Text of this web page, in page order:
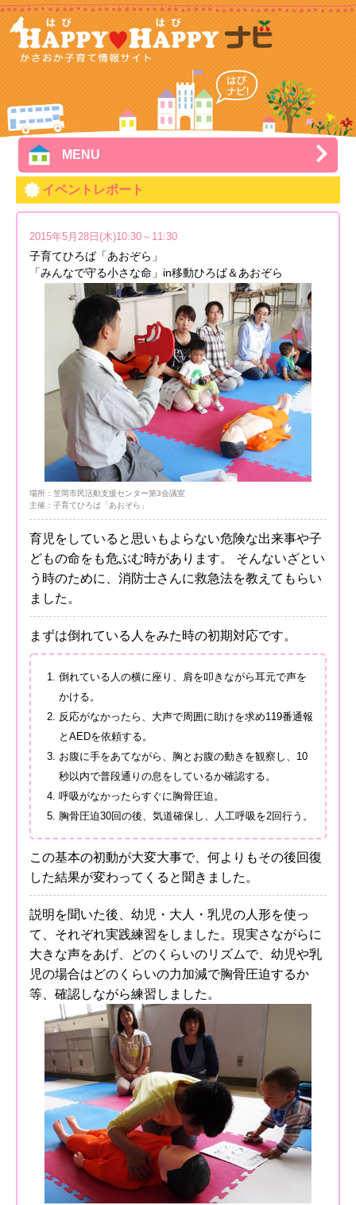
MENU
イベントレポート
2015年5月28日(木)10:30～11:30
子育てひろば「あおぞら」
「みんなで守る小さな命」in移動ひろば＆あおぞら
場所：笠岡市民活動支援センター第3会議室
主催：子育てひろば「あおぞら」
育児をしていると思いもよらない危険な出来事や子
どもの命をも危ぶむ時があります。 そんないざとい
う時のために、消防士さんに救急法を教えてもらい
ました。
まずは倒れている人をみた時の初期対応です。
倒れている人の横に座り、肩を叩きながら耳元で声を
かける。
反応がなかったら、大声で周囲に助けを求め119番通報
とAEDを依頼する。
お腹に手をあてながら、胸とお腹の動きを観察し、10
秒以内で普段通りの息をしているか確認する。
呼吸がなかったらすぐに胸骨圧迫。
胸骨圧迫30回の後、気道確保し、人工呼吸を2回行う。
この基本の初動が大変大事で、何よりもその後回復
した結果が変わってくると聞きました。
説明を聞いた後、幼児・大人・乳児の人形を使っ
て、それぞれ実践練習をしました。現実さながらに
大きな声をあげ、どのくらいのリズムで、幼児や乳
児の場合はどのくらいの力加減で胸骨圧迫するか
等、確認しながら練習しました。